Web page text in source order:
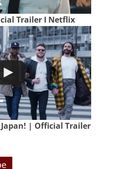
Trailer I Netflix
Japan! | Official Trailer